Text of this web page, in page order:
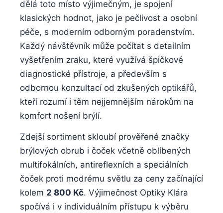
dělá toto místo výjimečným, je spojení
klasických hodnot, jako je pečlivost a osobní
péče, s moderním odborným poradenstvím.
Každý návštěvník může počítat s detailním
vyšetřením zraku, které využívá špičkové
diagnostické přístroje, a především s
odbornou konzultací od zkušených optikářů,
kteří rozumí i těm nejjemnějším nárokům na
komfort nošení brýlí.
Zdejší sortiment skloubí prověřené značky
brýlových obrub i čoček včetně oblíbených
multifokálních, antireflexních a speciálních
čoček proti modrému světlu za ceny začínající
kolem 2 800 Kč. Výjimečnost Optiky Klára
spočívá i v individuálním přístupu k výběru